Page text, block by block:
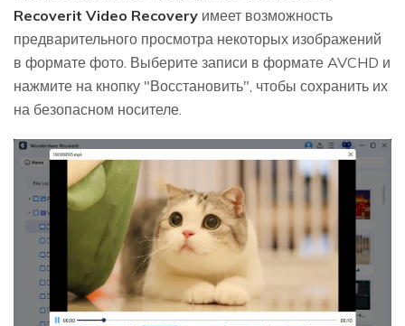
Recoverit Video Recovery имеет возможность
предварительного просмотра некоторых изображений
в формате фото. Выберите записи в формате AVCHD и
нажмите на кнопку "Восстановить", чтобы сохранить их
на безопасном носителе.